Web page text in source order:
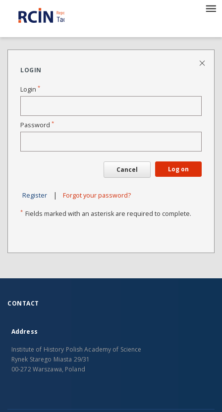
LOGIN
Login *
Password *
Cancel Log on
Register | Forgot your password?
* Fields marked with an asterisk are required to complete.
CONTACT
Address
Institute of History Polish Academy of Science
Rynek Starego Miasta 29/31
00-272 Warszawa, Poland